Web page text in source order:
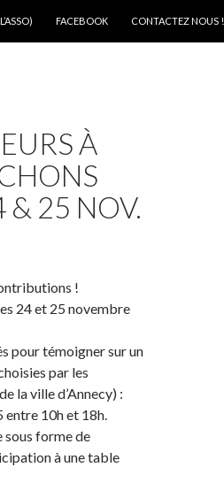
FACEBOOK CONTACTEZ NOUS !
À
25 NOV.
!
24 et 25 novembre
pour témoigner sur un
par les
la ville d’Annecy) :
entre 10h et 18h.
sous forme de
à une table